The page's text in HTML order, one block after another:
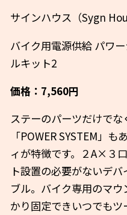
サインハウス（Sygn
バイク用電源供給 パワ
ルキット2
価格：7,560円
ステーのパーツだけで
「POWER SYSTEM」
ィが特徴です。２A×３
ト設置の必要がないデ
ブル。バイク専用のマ
かり固定できいつでも